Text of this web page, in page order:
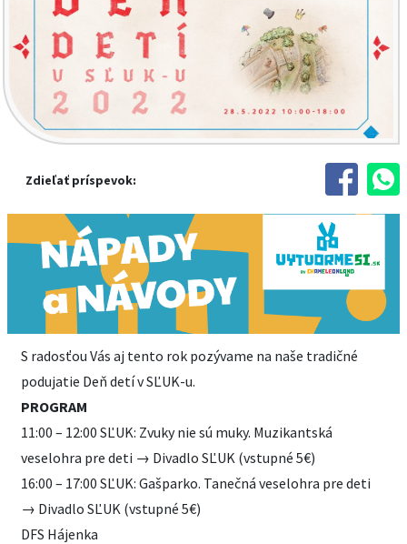
Zdieľať príspevok:
S radosťou Vás aj tento rok pozývame na naše tradičné
podujatie Deň detí v SĽUK-u.
PROGRAM
11:00 – 12:00 SĽUK: Zvuky nie sú muky. Muzikantská
veselohra pre deti → Divadlo SĽUK (vstupné 5€)
16:00 – 17:00 SĽUK: Gašparko. Tanečná veselohra pre deti
→ Divadlo SĽUK (vstupné 5€)
DFS Hájenka